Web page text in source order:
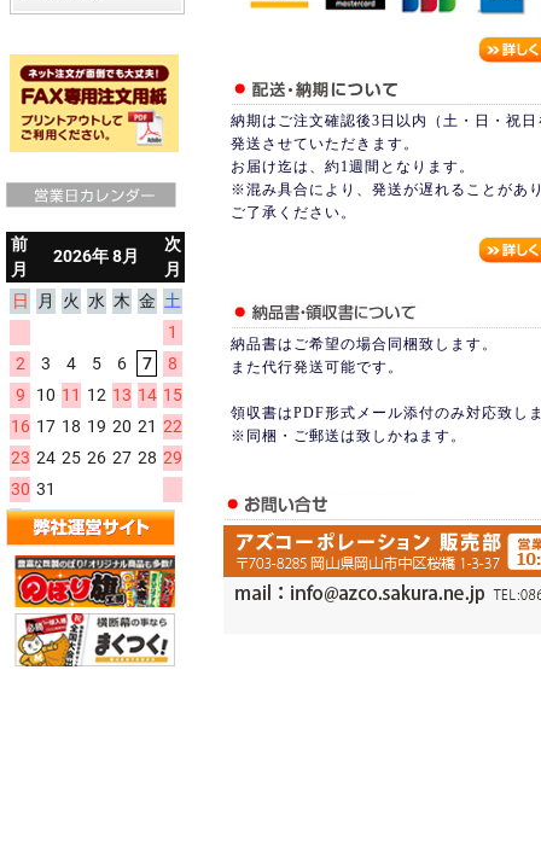
納期はご注文確認後3日以内（土・日・祝
発送させていただきます。
お届け迄は、約1週間となります。
※混み具合により、発送が遅れることがあ
ご了承ください。
納品書はご希望の場合同梱致します。
また代行発送可能です。
領収書はPDF形式メール添付のみ対応致し
※同梱・ご郵送は致しかねます。